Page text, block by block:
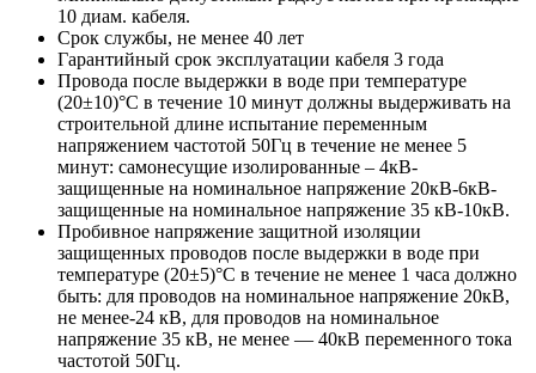
10 диам. кабеля.
Срок службы, не менее 40 лет
Гарантийный срок эксплуатации кабеля 3 года
Провода после выдержки в воде при температуре
(20±10)°C в течение 10 минут должны выдерживать на
строительной длине испытание переменным
напряжением частотой 50Гц в течение не менее 5
минут: самонесущие изолированные – 4кВ-
защищенные на номинальное напряжение 20кВ-6кВ-
защищенные на номинальное напряжение 35 кВ-10кВ.
Пробивное напряжение защитной изоляции
защищенных проводов после выдержки в воде при
температуре (20±5)°С в течение не менее 1 часа должно
быть: для проводов на номинальное напряжение 20кВ,
не менее-24 кВ, для проводов на номинальное
напряжение 35 кВ, не менее — 40кВ переменного тока
частотой 50Гц.